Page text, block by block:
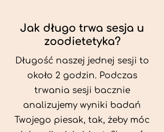
Jak długo trwa sesja u
zoodietetyka?
Długość naszej jednej sesji to
około 2 godzin. Podczas
trwania sesji bacznie
analizujemy wyniki badań
Twojego piesak, tak, żeby móc